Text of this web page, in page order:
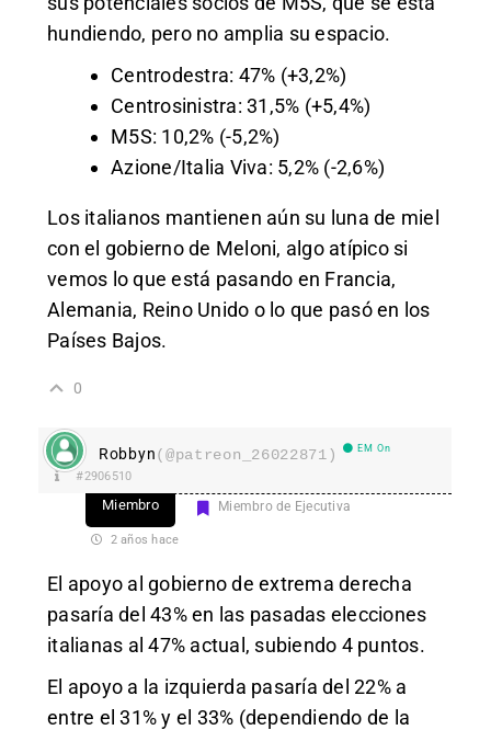
hundiendo, pero no amplia su espacio.
Centrodestra: 47% (+3,2%)
Centrosinistra: 31,5% (+5,4%)
M5S: 10,2% (-5,2%)
Azione/Italia Viva: 5,2% (-2,6%)
Los italianos mantienen aún su luna de miel
con el gobierno de Meloni, algo atípico si
vemos lo que está pasando en Francia,
Alemania, Reino Unido o lo que pasó en los
Países Bajos.
0
Robbyn(@patreon_26022871) EM On
#2906510
Miembro Miembro de Ejecutiva
2 años hace
El apoyo al gobierno de extrema derecha
pasaría del 43% en las pasadas elecciones
italianas al 47% actual, subiendo 4 puntos.
El apoyo a la izquierda pasaría del 22% a
entre el 31% y el 33% (dependiendo de la